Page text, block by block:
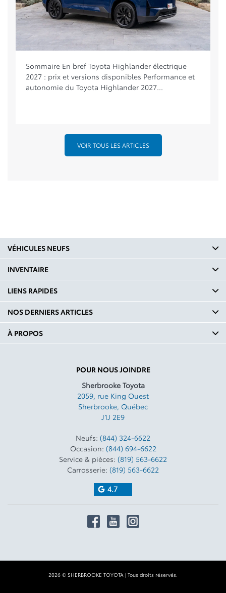
Sommaire En bref Toyota Highlander électrique
2027 : prix et versions disponibles Performance et
autonomie du Toyota Highlander 2027...
VOIR TOUS LES ARTICLES
POUR NOUS JOINDRE
Sherbrooke Toyota
2059, rue King Ouest
Sherbrooke, Québec
J1J 2E9
Neufs: (844) 324-6622
Occasion: (844) 694-6622
Service & pièces: (819) 563-6622
Carrosserie: (819) 563-6622
4.7
VÉHICULES NEUFS
INVENTAIRE
LIENS RAPIDES
NOS DERNIERS ARTICLES
À PROPOS
2026 © SHERBROOKE TOYOTA | Tous droits réservés.